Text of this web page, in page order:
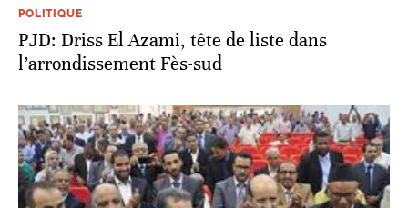
POLITIQUE
PJD: Driss El Azami, tête de liste dans
l’arrondissement Fès-sud